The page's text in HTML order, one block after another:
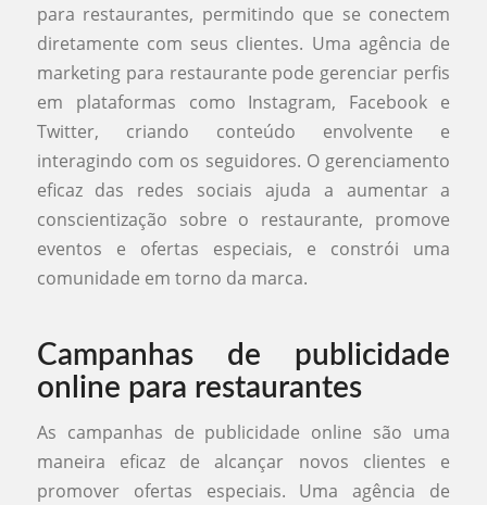
para restaurantes, permitindo que se conectem
diretamente com seus clientes. Uma agência de
marketing para restaurante pode gerenciar perfis
em plataformas como Instagram, Facebook e
Twitter, criando conteúdo envolvente e
interagindo com os seguidores. O gerenciamento
eficaz das redes sociais ajuda a aumentar a
conscientização sobre o restaurante, promove
eventos e ofertas especiais, e constrói uma
comunidade em torno da marca.
Campanhas de publicidade
online para restaurantes
As campanhas de publicidade online são uma
maneira eficaz de alcançar novos clientes e
promover ofertas especiais. Uma agência de